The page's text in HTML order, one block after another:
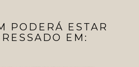
PODERÁ ESTAR
EM: